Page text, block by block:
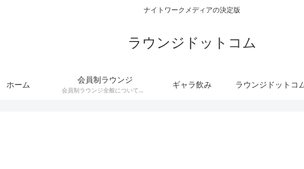
ナイトワークメディアの決定版
ラウンジドットコム
ホーム
会員制ラウンジ
会員制ラウンジ全般についてのカテゴリです。
ギャラ飲み